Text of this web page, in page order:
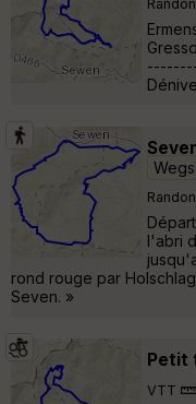
l'abri
rond rouge par
Seven. »
Petit
VTT